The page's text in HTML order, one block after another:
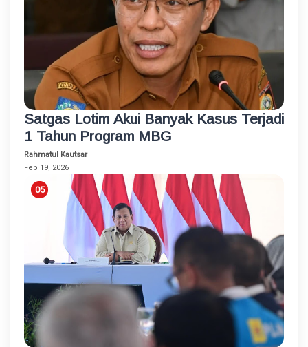
Satgas Lotim Akui Banyak Kasus Terjadi
1 Tahun Program MBG
Rahmatul Kautsar
Feb 19, 2026